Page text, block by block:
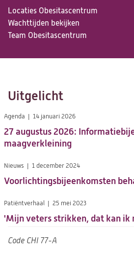
Locaties Obesitascentrum
Wachttijden bekijken
Team Obesitascentrum
Uitgelicht
27 augustus 2026:
maagverkleining
Agenda 14 januari 2026
Voorlichtingsbijeenkomsten
Nieuws 1 december 2024
'Mijn veters strikken, dat kan ik
Patiëntverhaal 25 mei 2023
Code CHI 77-A